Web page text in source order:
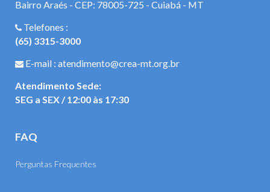
Bairro Araés - CEP: 78005-725 - Cuiabá - MT
Telefones :
(65) 3315-3000
E-mail : atendimento@crea-mt.org.br
Atendimento Sede:
SEG a SEX / 12:00 às 17:30
FAQ
Perguntas Frequentes